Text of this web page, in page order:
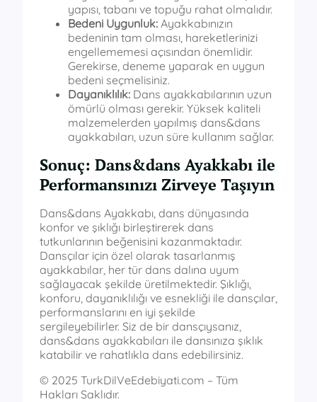
yapısı, tabanı ve topuğu rahat olmalıdır.
Bedeni Uygunluk: Ayakkabınızın
bedeninin tam olması, hareketlerinizi
engellememesi açısından önemlidir.
Gerekirse, deneme yaparak en uygun
bedeni seçmelisiniz.
Dayanıklılık: Dans ayakkabılarının uzun
ömürlü olması gerekir. Yüksek kaliteli
malzemelerden yapılmış dans&dans
ayakkabıları, uzun süre kullanım sağlar.
Sonuç: Dans&dans Ayakkabı ile
Performansınızı Zirveye Taşıyın
Dans&dans Ayakkabı, dans dünyasında
konfor ve şıklığı birleştirerek dans
tutkunlarının beğenisini kazanmaktadır.
Dansçılar için özel olarak tasarlanmış
ayakkabılar, her tür dans dalına uyum
sağlayacak şekilde üretilmektedir. Şıklığı,
konforu, dayanıklılığı ve esnekliği ile dansçılar,
performanslarını en iyi şekilde
sergileyebilirler. Siz de bir dansçıysanız,
dans&dans ayakkabıları ile dansınıza şıklık
katabilir ve rahatlıkla dans edebilirsiniz.
© 2025 TurkDilVeEdebiyati.com – Tüm
Hakları Saklıdır.